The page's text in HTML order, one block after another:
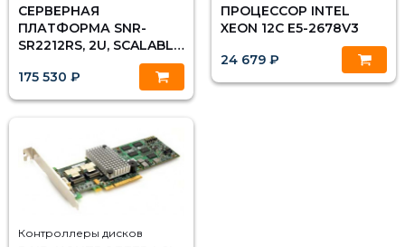
СЕРВЕРНАЯ
ПЛАТФОРМА SNR-
SR2212RS, 2U, SCALABLE,
РЕЗЕРВИРУЕМЫЙ БП
175 530 ₽
ПРОЦЕССОР INTEL
XEON 12C E5-2678V3
24 679 ₽
Контроллеры дисков